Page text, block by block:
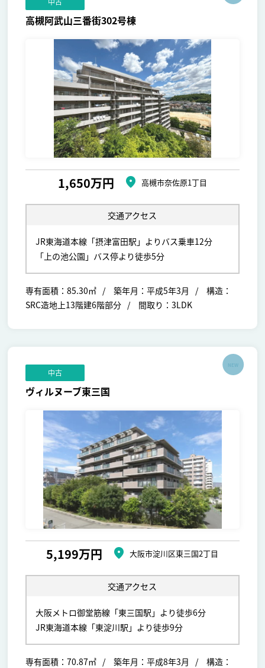
高槻阿武山三番街302号棟
1,650万円 高槻市奈佐原1丁目
交通アクセス
JR東海道本線「摂津富田駅」よりバス乗車12分
「上の池公園」バス停より徒歩5分
専有面積：85.30㎡ 築年月：平成5年3月
構造：
SRC造地上13階建6階部分
間取り：3LDK
NEW
中古
ヴィルヌーブ東三国
5,199万円 大阪市淀川区東三国2丁目
交通アクセス
大阪メトロ御堂筋線「東三国駅」より徒歩6分
JR東海道本線「東淀川駅」より徒歩9分
専有面積：70.87㎡ 築年月：平成8年3月
構造：